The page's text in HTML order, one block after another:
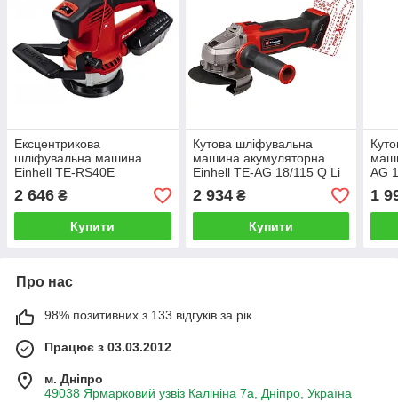
Ексцентрикова
шліфувальна машина
Einhell TE-RS40E
2 646 ₴
Купити
Кутова шліфувальна
машина акумуляторна
Einhell TE-AG 18/115 Q Li
Solo без АКБ та зарядного
пристрою
2 934₴
Купити
AG
1
Про нас
98% позитивних з 133 відгуків за рік
Працює з 03.03.2012
м. Дніпро
49038 Ярмарковий узвіз Калініна 7а, Дніпро, Україна